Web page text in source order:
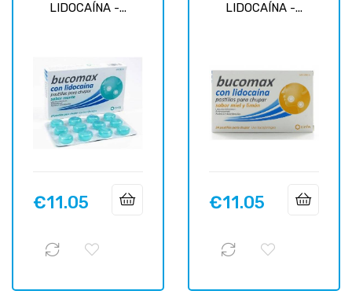
LIDOCAÍNA -...
Price
€11.05
LIDOCAÍNA -...
Price
€11.05